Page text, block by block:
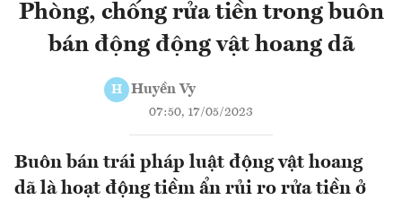
Phòng, chống rửa tiền trong buôn
bán động động vật hoang dã
H Huyền Vy
07:50, 17/05/2023
Buôn bán trái pháp luật động vật hoang
dã là hoạt động tiềm ẩn rủi ro rửa tiền ở